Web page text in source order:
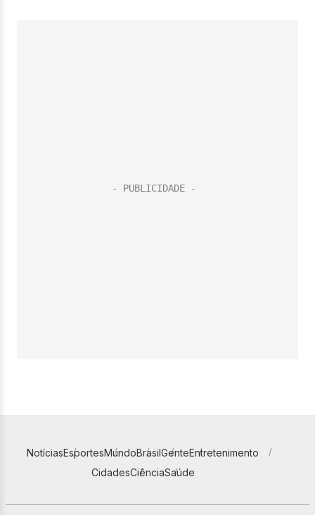
NotíciasEsportesMundoBrasilGenteEntretenimento
CidadesCiênciaSaúde